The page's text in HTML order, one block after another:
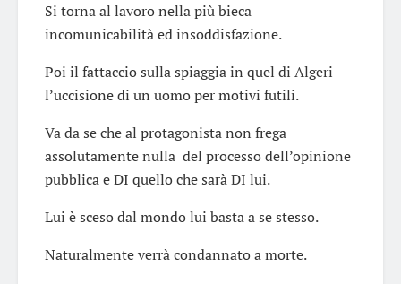
Si torna al lavoro nella più bieca
incomunicabilità ed insoddisfazione.
Poi il fattaccio sulla spiaggia in quel di Algeri
l’uccisione di un uomo per motivi futili.
Va da se che al protagonista non frega
assolutamente nulla del processo dell’opinione
pubblica e DI quello che sarà DI lui.
Lui è sceso dal mondo lui basta a se stesso.
Naturalmente verrà condannato a morte.